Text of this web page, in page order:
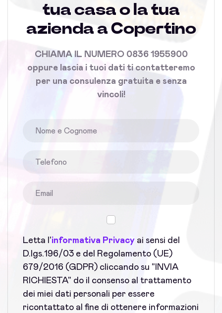
tua casa o la tua
azienda a Copertino
CHIAMA IL NUMERO 0836 1955900
oppure lascia i tuoi dati ti contatteremo
per una consulenza gratuita e senza
vincoli!
Letta l'informativa Privacy ai sensi del
D.lgs.196/03 e del Regolamento (UE)
679/2016 (GDPR) cliccando su "INVIA
RICHIESTA" do il consenso al trattamento
dei miei dati personali per essere
ricontattato al fine di ottenere informazioni